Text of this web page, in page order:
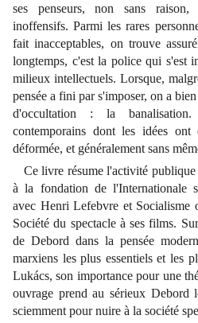
ses penseurs, non sans
inoffensifs. Parmi les rares
fait inacceptables, on trouve
longtemps, c'est la police qui s'est
milieux intellectuels. Lorsque,
pensée a fini par s'imposer, on a
d'occultation : la
contemporains dont les idées
déformée, et généralement sans
Ce livre résume l'activité
à la fondation de l'Internationale
avec Henri Lefebvre et
Société du spectacle à ses films.
de Debord dans la pensée
marxiens les plus essentiels et les
Lukács, son importance pour une
ouvrage prend au sérieux
sciemment pour nuire à la société